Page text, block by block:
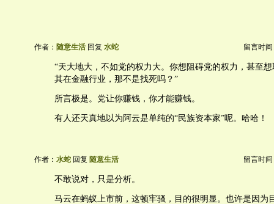
作者： 随意生活 回复 水蛇 留言时间
“天大地大，不如党的权力大。你想阻碍党的权力，甚至
其在金融行业，那不是找死吗？”
所言极是。党让你赚钱，你才能赚钱。
有人还天真地以为阿云是单纯的“民族资本家”呢。哈哈！
作者： 水蛇 回复 随意生活 留言时间
不敢说对，只是分析。
马云在蚂蚁上市前，这顿牢骚，目的很明显。也许是因为